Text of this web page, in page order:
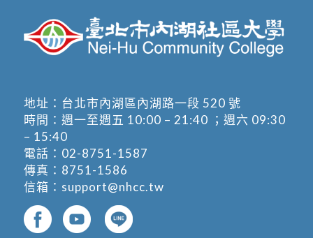
地址： 台北市內湖區內湖路一段 520 號
時間：週一至週五 10:00 – 21:40 ；週六 09:30
– 15:40
電話： 02-8751-1587
傳真：8751-1586
信箱： support@nhcc.tw